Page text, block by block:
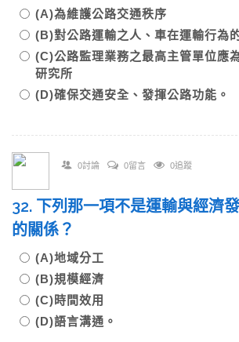
(A)為維護公路交通秩序
(B)對公路運輸之人、車在運輸行為
(C)公路監理業務之最高主管單位應
研究所
(D)確保交通安全、發揮公路功能。
0討論 0留言 0追蹤
32. 下列那一項不是運輸與經濟
的關係？
(A)地域分工
(B)規模經濟
(C)時間效用
(D)語言溝通。